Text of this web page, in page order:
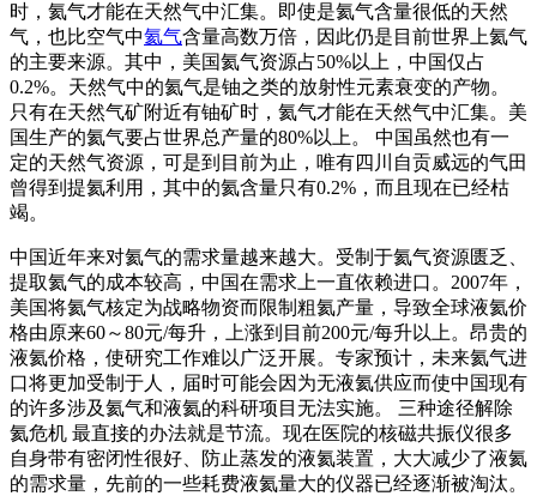
时，氦气才能在天然气中汇集。即使是氦气含量很低的天然
气，也比空气中氦气含量高数万倍，因此仍是目前世界上氦气
的主要来源。其中，美国氦气资源占50%以上，中国仅占
0.2%。天然气中的氦气是铀之类的放射性元素衰变的产物。
只有在天然气矿附近有铀矿时，氦气才能在天然气中汇集。美
国生产的氦气要占世界总产量的80%以上。 中国虽然也有一
定的天然气资源，可是到目前为止，唯有四川自贡威远的气田
曾得到提氦利用，其中的氦含量只有0.2%，而且现在已经枯
竭。
中国近年来对氦气的需求量越来越大。受制于氦气资源匮乏、
提取氦气的成本较高，中国在需求上一直依赖进口。2007年，
美国将氦气核定为战略物资而限制粗氦产量，导致全球液氦价
格由原来60～80元/每升，上涨到目前200元/每升以上。昂贵的
液氦价格，使研究工作难以广泛开展。专家预计，未来氦气进
口将更加受制于人，届时可能会因为无液氦供应而使中国现有
的许多涉及氦气和液氦的科研项目无法实施。 三种途径解除
氦危机 最直接的办法就是节流。现在医院的核磁共振仪很多
自身带有密闭性很好、防止蒸发的液氦装置，大大减少了液氦
的需求量，先前的一些耗费液氦量大的仪器已经逐渐被淘汰。